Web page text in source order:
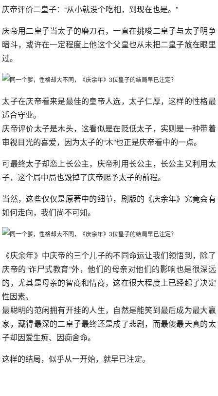
庆帝评价二皇子：“从小就没个吃相，到现在也是。”
庆帝用二皇子当太子的磨刀石，一直在挑唆二皇子与太子明争
暗斗，或许在一定程度上他这个父皇也从未把二皇子放在眼里
过。
太子在庆帝看来是最佳的皇帝人选，太子仁厚，这样的性格最
适合守业。
庆帝评价太子是木头，这看似是在贬低太子，实则是一种带着
审视目光的喜爱，因为太子的“木”也正是庆帝看中的一点。
可最终太子却恋上长公主，庆帝利用长公主，长公主又利用太
子，这个局中局也毁掉了庆帝赐予太子的前程。
当然，这些仅仅是原著中的细节，剧版的《庆余年》究竟会有
如何走向，我们尚不可知。
《庆余年》中庆帝的三个儿子的不同命运让我们领悟到，除了
庆帝的“诈尸式教育”外，他们的母亲对他们的影响也是很深远
的，尤其是母亲的智商和情商，这在很大程度上已经起了决定
性因素。
最聪明的范闲拥有开挂的人生，自然是能笑到最后成为最大赢
家，藏得最深的二皇子最终还是成了悲剧，而最傻最天真的太
子却因爱生痴、因痴舍命。
这样的结局，似乎从一开始，就早已注定。